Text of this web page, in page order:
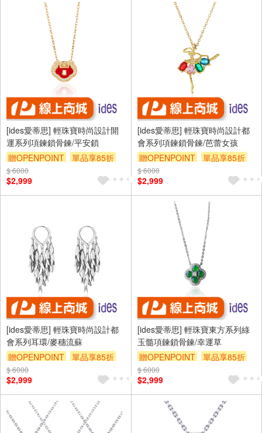
[ides愛蒂思] 輕珠寶時尚設計開
運系列項鍊鎖骨鍊/平安鎖
贈OPENPOINT
單品享85折
$ 6000
$2,999
[ides愛蒂思] 輕珠寶時尚設計都
會系列項鍊鎖骨鍊/芭蕾女孩
贈OPENPOINT
單品享85折
$ 6000
$2,999
[ides愛蒂思] 輕珠寶時尚設計都
會系列耳環/麥穗流蘇
贈OPENPOINT
單品享85折
$ 6000
$2,999
[ides愛蒂思] 輕珠寶東方系列綠
玉髓項鍊鎖骨鍊/幸運草
贈OPENPOINT
單品享85折
$ 6000
$2,999